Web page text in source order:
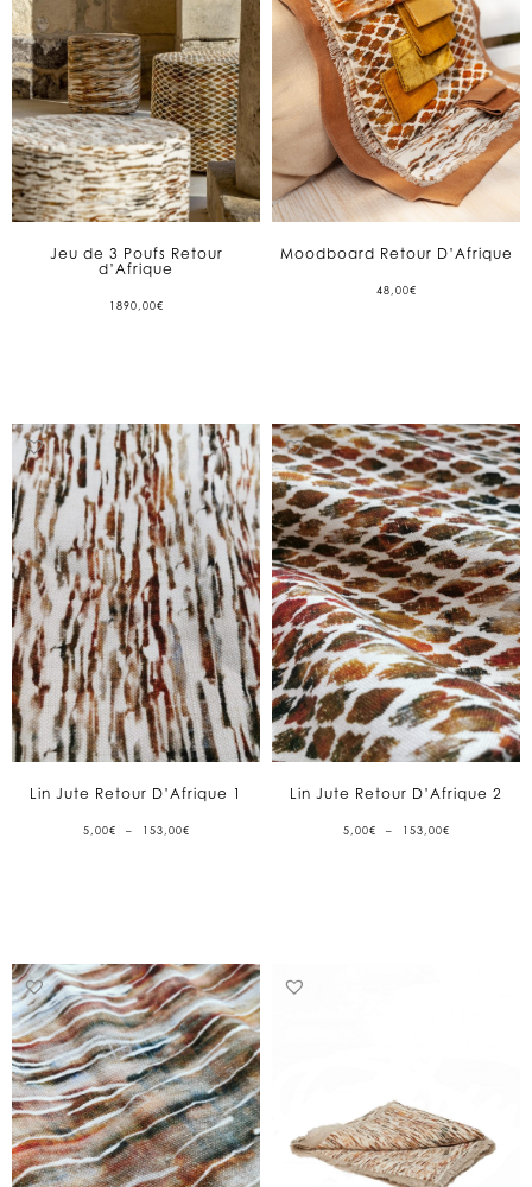
Jeu de 3 Poufs Retour
d’Afrique
1890,00€
Moodboard Retour D’Afrique
48,00€
Lin Jute Retour D’Afrique 1
5,00€ – 153,00€PLAGE
DE
Lin Jute Retour D’Afrique 2
5,00€ – 153,00€PLAGE
DE